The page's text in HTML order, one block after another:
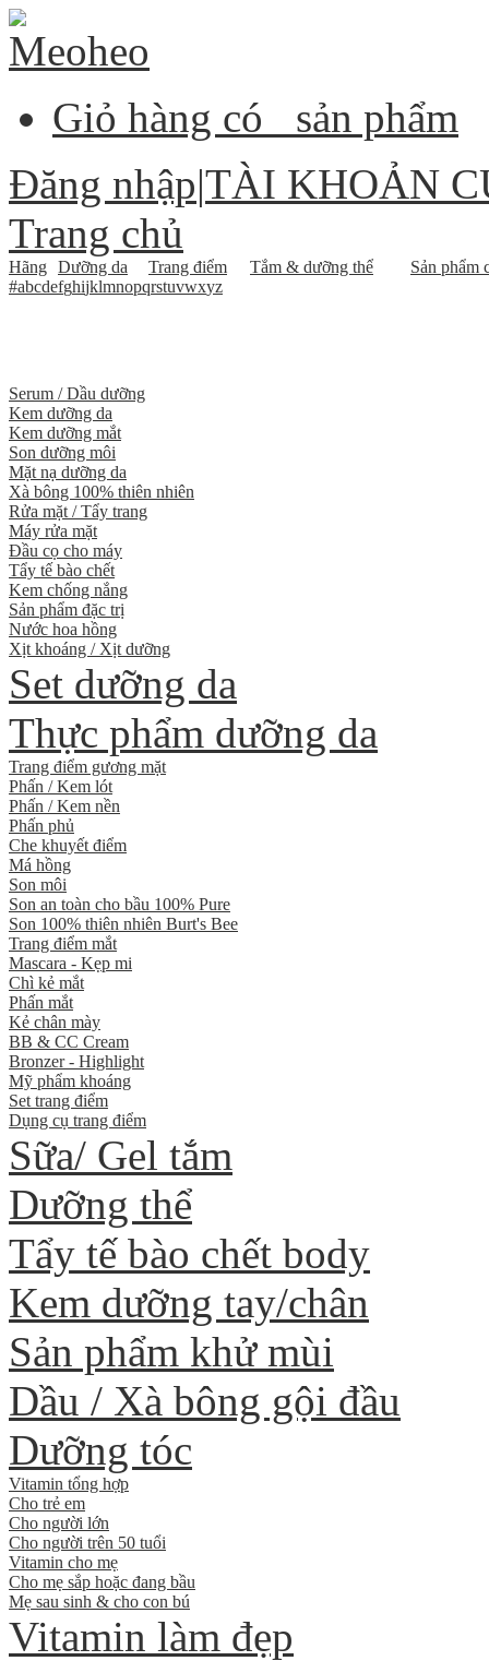
Giỏ hàng có
sản phẩm
Đăng nhập|TÀI KHOẢN
Trang chủ
Hãng Dưỡng da Trang điểm Tắm & dưỡng thể
Sản phẩm
#abcdefghijklmnopqrstuvwxyz
Serum / Dầu dưỡng
Kem dưỡng da
Kem dưỡng mắt
Son dưỡng môi
Mặt nạ dưỡng da
Xà bông 100% thiên nhiên
Rửa mặt / Tẩy trang
Máy rửa mặt
Đầu cọ cho máy
Tẩy tế bào chết
Kem chống nắng
Sản phẩm đặc trị
Nước hoa hồng
Xịt khoáng / Xịt dưỡng
Set dưỡng da
Thực phẩm dưỡng da
Trang điểm gương mặt
Phấn / Kem lót
Phấn / Kem nền
Phấn phủ
Che khuyết điểm
Má hồng
Son môi
Son an toàn cho bầu 100% Pure
Son 100% thiên nhiên Burt's Bee
Trang điểm mắt
Mascara - Kẹp mi
Chì kẻ mắt
Phấn mắt
Kẻ chân mày
BB & CC Cream
Bronzer - Highlight
Mỹ phẩm khoáng
Set trang điểm
Dụng cụ trang điểm
Sữa/ Gel tắm
Dưỡng thể
Tẩy tế bào chết body
Kem dưỡng tay/chân
Sản phẩm khử mùi
Dầu / Xà bông gội đầu
Dưỡng tóc
Vitamin tổng hợp
Cho trẻ em
Cho người lớn
Cho người trên 50 tuổi
Vitamin cho mẹ
Cho mẹ sắp hoặc đang bầu
Mẹ sau sinh & cho con bú
Vitamin làm đẹp